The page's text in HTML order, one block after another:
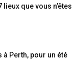
que vous n’êtes
Perth, pour un été